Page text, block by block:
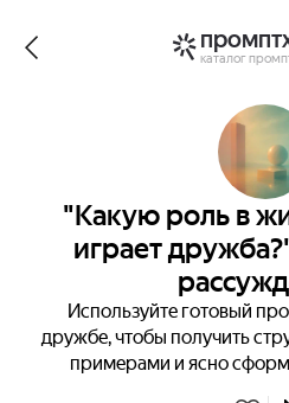
каталог
"Какую роль в
играет
Используйте готовый
дружбе, чтобы получить
примерами и ясно